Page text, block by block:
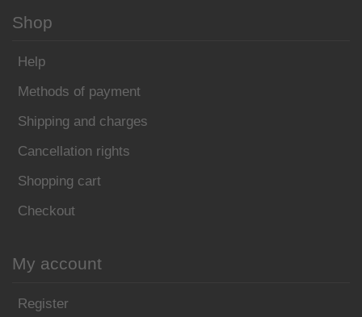
Shop
Help
Methods of payment
Shipping and charges
Cancellation rights
Shopping cart
Checkout
My account
Register